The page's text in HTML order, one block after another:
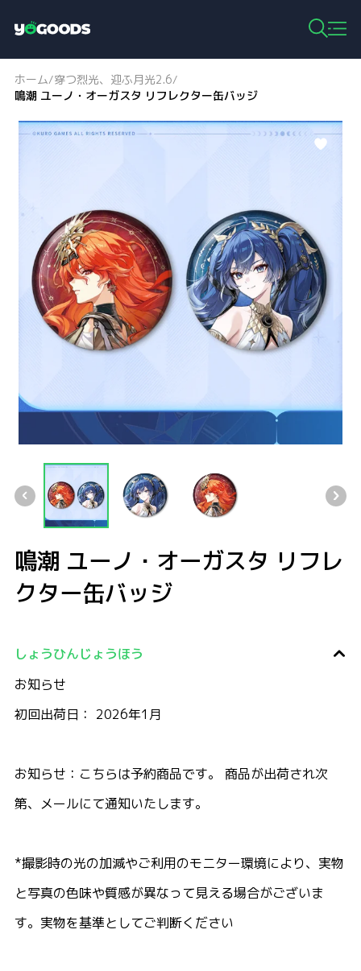
o
g
o
o
s
ホーム/穿つ烈光、迎ふ月光2.6/
鳴潮 ユーノ・オーガスタ リフレクター缶バッジ
鳴潮 ユーノ・オーガスタ リフレ
クター缶バッジ
しょうひんじょうほう
お知らせ
初回出荷日： 2026年1月
お知らせ：こちらは予約商品です。 商品が出荷され次
第、メールにて通知いたします。
*撮影時の光の加減やご利用のモニター環境により、実物
と写真の色味や質感が異なって見える場合がございま
す。実物を基準としてご判断ください